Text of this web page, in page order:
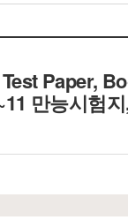
Paper,
만능시험